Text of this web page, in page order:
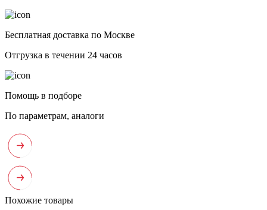
Бесплатная доставка по Москве
Отгрузка в течении 24 часов
Помощь в подборе
По параметрам, аналоги
Похожие товары